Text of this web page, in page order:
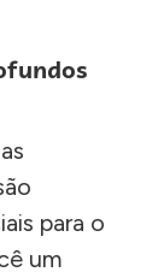
para o
um